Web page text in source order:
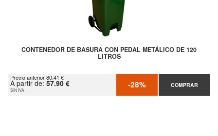
CONTENEDOR DE BASURA CON PEDAL METÁLICO DE 120
LITROS
Precio anterior 80.41 €
A partir de: 57.90 €
SIN IVA -28% COMPRAR